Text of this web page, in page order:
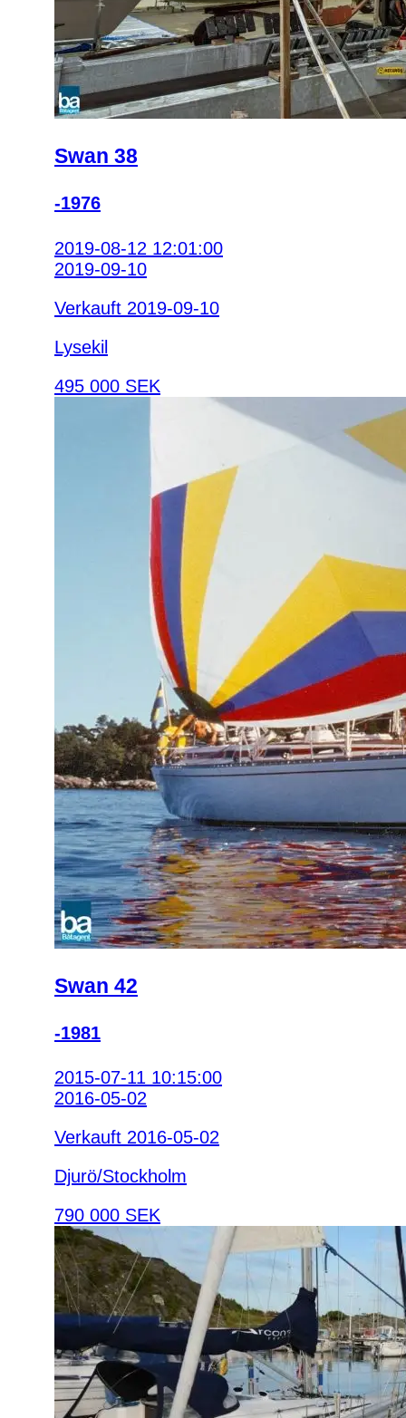
Swan 38
-1976
2019-08-12 12:01:00
2019-09-10
Verkauft 2019-09-10
Lysekil
495 000 SEK
Swan 42
-1981
2015-07-11 10:15:00
2016-05-02
Verkauft 2016-05-02
Djurö/Stockholm
790 000 SEK